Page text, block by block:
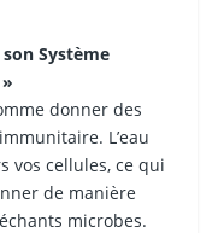
Système
donner des
L’eau
vos cellules, ce qui
de manière
microbes.